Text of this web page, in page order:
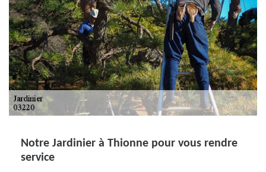
Notre Jardinier à Thionne pour vous rendre
service